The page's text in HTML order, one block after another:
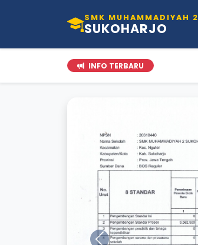
SMK MUHAMMADIYAH 2
SUKOHARJO
INFO TERBARU